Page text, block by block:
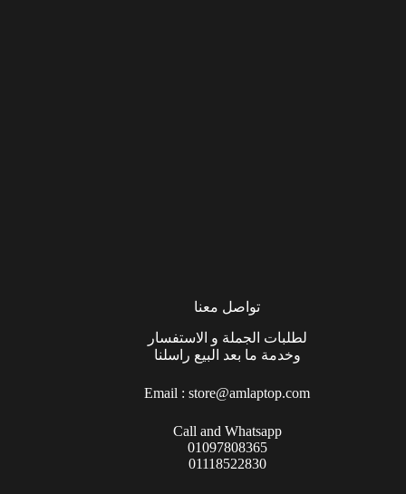
تواصل معنا
لطلبات الجملة و الاستفسار
وخدمة ما بعد البيع راسلنا
Email :store@amlaptop.com
Call and Whatsapp
01097808365
01118522830